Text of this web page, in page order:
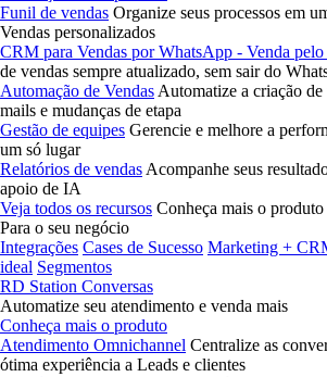
Funil de vendas Organize seus processos em
Vendas personalizados
CRM para Vendas por WhatsApp - Venda
de vendas sempre atualizado, sem sair do
Automação de Vendas Automatize a criação
mails e mudanças de etapa
Gestão de equipes Gerencie e melhore a
um só lugar
Relatórios de vendas Acompanhe seus
apoio de IA
Veja todos os recursos Conheça mais o produto
Para o seu negócio
Integrações Cases de Sucesso Marketing +
ideal Segmentos
RD Station Conversas
Automatize seu atendimento e venda mais
Conheça mais o produto
Atendimento Omnichannel Centralize as
ótima experiência a Leads e clientes